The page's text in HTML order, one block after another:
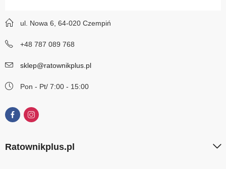
ul. Nowa 6, 64-020 Czempiń
+48 787 089 768
sklep@ratownikplus.pl
Pon - Pt/ 7:00 - 15:00
Ratownikplus.pl